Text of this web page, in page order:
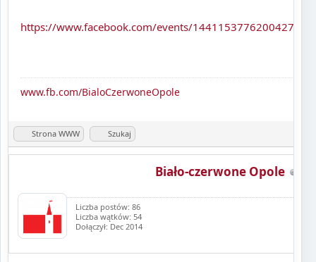
https://www.facebook.com/events/1441153776200427/
www.fb.com/BialoCzerwoneOpole
Strona WWW Szukaj
Biało-czerwone Opole
Liczba postów: 86
Liczba wątków: 54
Dołączył: Dec 2014